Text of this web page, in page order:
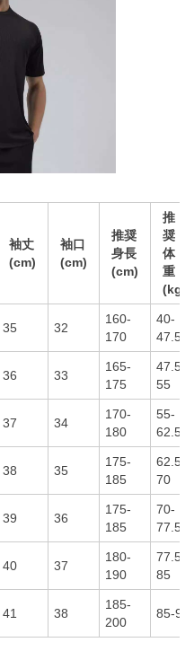
袖丈
(cm)
袖口
(cm)
推奨
身長
(cm)
推
奨
体
重
(kg)
35 32
160-
170
40-
47.5
36 33
165-
175
47.5-
55
37 34
170-
180
55-
62.5
38 35
175-
185
62.5-
70
39 36
175-
185
70-
77.5
40 37
180-
190
77.5-
85
41 38
185-
200
85-95